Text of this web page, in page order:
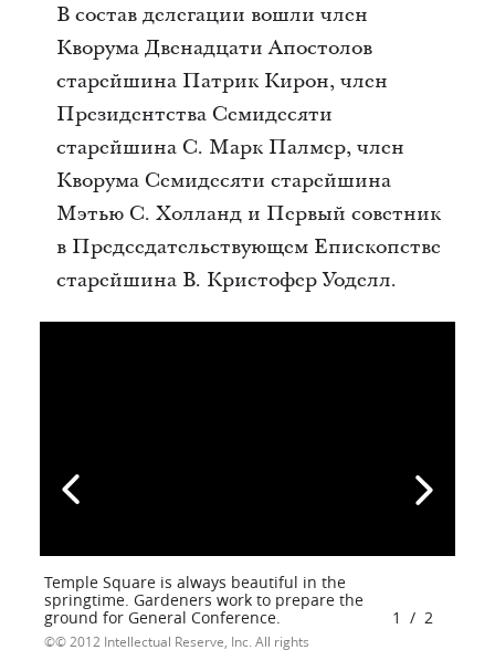
В состав делегации вошли член
Кворума Двенадцати Апостолов
старейшина Патрик Кирон, член
Президентства Семидесяти
старейшина С. Марк Палмер, член
Кворума Семидесяти старейшина
Мэтью С. Холланд и Первый советник
в Председательствующем Епископстве
старейшина В. Кристофер Уоделл.
Temple Square is always beautiful in the
springtime. Gardeners work to prepare the
ground for General Conference.
© 2012 Intellectual Reserve, Inc. All rights
1 / 2